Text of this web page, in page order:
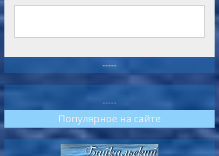
-----
-----
Популярное на сайте